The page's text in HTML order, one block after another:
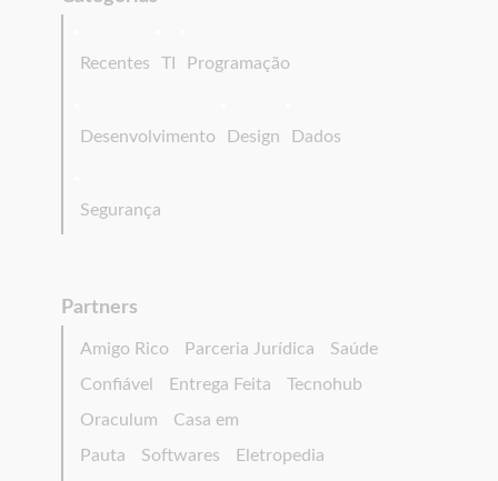
Recentes TI Programação
Desenvolvimento Design Dados
Segurança
Partners
Amigo Rico Parceria Jurídica
Saúde
Confiável
Entrega Feita
Tecnohub
Oraculum
Casa em
Pauta
Softwares Eletropedia